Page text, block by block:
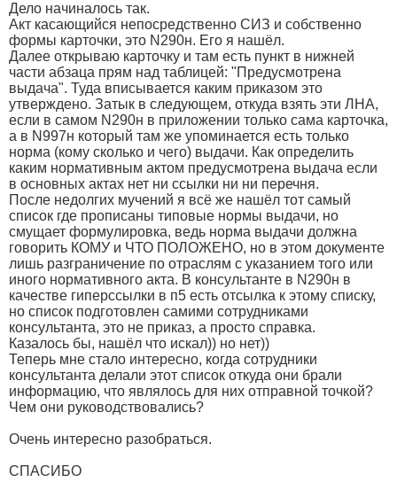
Дело начиналось так.
Акт касающийся непосредственно СИЗ и собственно
формы карточки, это N290н. Его я нашёл.
Далее открываю карточку и там есть пункт в нижней
части абзаца прям над таблицей: "Предусмотрена
выдача". Туда вписывается каким приказом это
утверждено. Затык в следующем, откуда взять эти ЛНА,
если в самом N290н в приложении только сама карточка,
а в N997н который там же упоминается есть только
норма (кому сколько и чего) выдачи. Как определить
каким нормативным актом предусмотрена выдача если
в основных актах нет ни ссылки ни ни перечня.
После недолгих мучений я всё же нашёл тот самый
список где прописаны типовые нормы выдачи, но
смущает формулировка, ведь норма выдачи должна
говорить КОМУ и ЧТО ПОЛОЖЕНО, но в этом документе
лишь разграничение по отраслям с указанием того или
иного нормативного акта. В консультанте в N290н в
качестве гиперссылки в п5 есть отсылка к этому списку,
но список подготовлен самими сотрудниками
консультанта, это не приказ, а просто справка.
Казалось бы, нашёл что искал)) но нет))
Теперь мне стало интересно, когда сотрудники
консультанта делали этот список откуда они брали
информацию, что являлось для них отправной точкой?
Чем они руководствовались?
Очень интересно разобраться.
СПАСИБО